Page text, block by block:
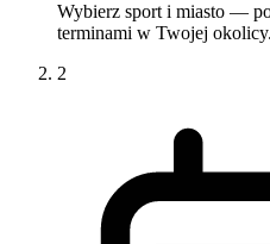
Wybierz sport i miasto —
terminami w Twojej okolicy.
2